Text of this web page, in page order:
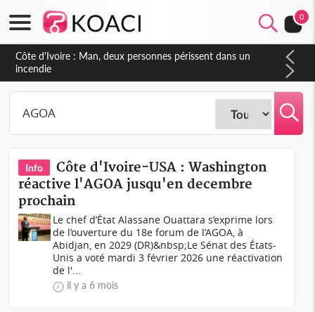
0
Côte d'Ivoire : Séileu, la célébration de la fête nationale
transformée en vaste campagne contre les produits
dépigmentants dangereux
Info
Côte d'Ivoire-USA : Washington
réactive l'AGOA jusqu'en decembre
prochain
Le chef d’État Alassane Ouattara s’exprime lors
de l’ouverture du 18e forum de l’AGOA, à
Abidjan, en 2029 (DR)&nbsp;Le Sénat des États-
Unis a voté mardi 3 février 2026 une réactivation
de l'...
il y a 6 mois